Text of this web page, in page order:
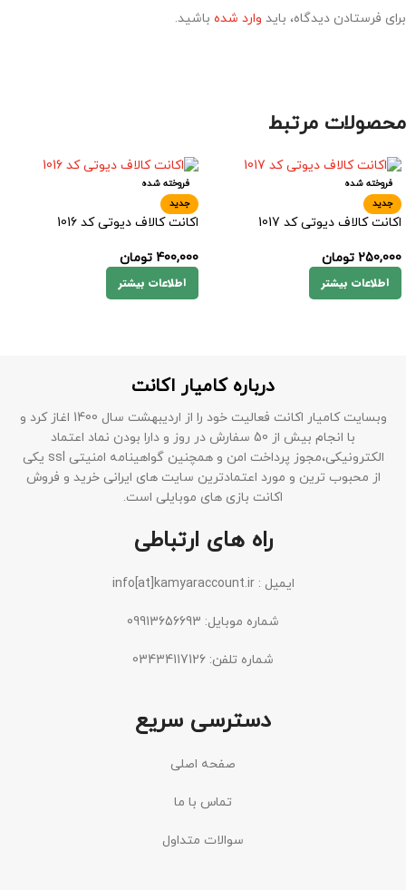
برای فرستادن دیدگاه، باید وارد شده باشید.
محصولات مرتبط
فروخته شده
جدید
اکانت کالاف دیوتی کد 1017
250,000 تومان
اطلاعات بیشتر
فروخته شده
جدید
اکانت کالاف دیوتی کد 1016
400,000 تومان
اطلاعات بیشتر
درباره کامیار اکانت
وبسایت کامیار اکانت فعالیت خود را از اردیبهشت سال 1400 اغاز کرد و
با انجام بیش از 50 سفارش در روز و دارا بودن نماد اعتماد
الکترونیکی،مجوز پرداخت امن و همچنین گواهینامه امنیتی ssl یکی
از محبوب ترین و مورد اعتمادترین سایت های ایرانی خرید و فروش
اکانت بازی های موبایلی است.
راه های ارتباطی
ایمیل : info[at]kamyaraccount.ir
شماره موبایل: 09913656693
شماره تلفن: 03434117126
دسترسی سریع
صفحه اصلی
تماس با ما
سوالات متداول